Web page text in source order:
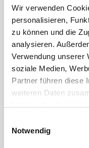
Wir verwenden
personalisieren,
zu können und die
analysieren.
Verwendung unserer
soziale Medien,
Partner führen diese
weiteren Daten
Weitere
Notwendig
Artikelnummer
Werkstoff
Durchmesser
Stärke